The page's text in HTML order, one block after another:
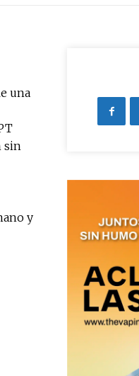
las últimas
diario y recibe todas las
de daños en tu correo
and receive all the news
reduction in your email.
una
sin
y